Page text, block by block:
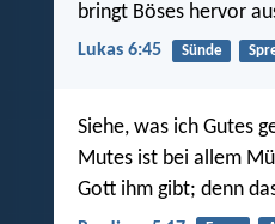
bringt Böses hervor
Lukas 6:45 Sünde
Siehe, was ich Gutes
Mutes ist bei allem
Gott ihm gibt; denn